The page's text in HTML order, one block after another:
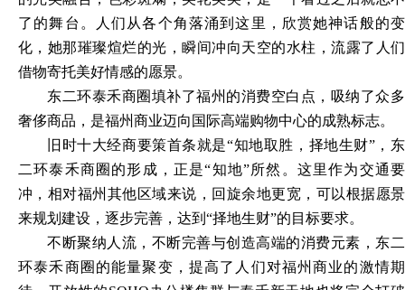
了的舞台。人们从各个角落涌到这里，欣赏她神话般的变
化，她那璀璨煊烂的光，瞬间冲向天空的水柱，流露了人们
借物寄托美好情感的愿景。
东二环泰禾商圈填补了福州的消费空白点，吸纳了众多
奢侈商品，是福州商业迈向国际高端购物中心的成熟标志。
旧时十大经商要策首条就是“知地取胜，择地生财”，东
二环泰禾商圈的形成，正是“知地”所然。这里作为交通要
冲，相对福州其他区域来说，回旋余地更宽，可以根据愿景
来规划建设，逐步完善，达到“择地生财”的目标要求。
不断聚纳人流，不断完善与创造高端的消费元素，东二
环泰禾商圈的能量聚变，提高了人们对福州商业的激情期